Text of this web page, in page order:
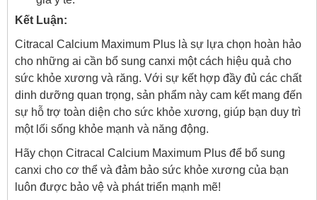
Kết Luận:
Citracal Calcium Maximum Plus là sự lựa chọn hoàn hảo
cho những ai cần bổ sung canxi một cách hiệu quả cho
sức khỏe xương và răng. Với sự kết hợp đầy đủ các chất
dinh dưỡng quan trọng, sản phẩm này cam kết mang đến
sự hỗ trợ toàn diện cho sức khỏe xương, giúp bạn duy trì
một lối sống khỏe mạnh và năng động.
Hãy chọn Citracal Calcium Maximum Plus để bổ sung
canxi cho cơ thể và đảm bảo sức khỏe xương của bạn
luôn được bảo vệ và phát triển mạnh mẽ!